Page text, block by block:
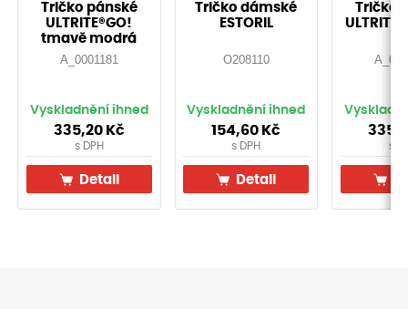
Tričko pánské
ULTRITE®GO!
tmavě modrá
A_0001181
Vyskladnění ihned
335,20 Kč
s DPH
Detail
Tričko dámské
ESTORIL
O208110
Vyskladnění ihned
154,60 Kč
s DPH
Detail
Tričko
s